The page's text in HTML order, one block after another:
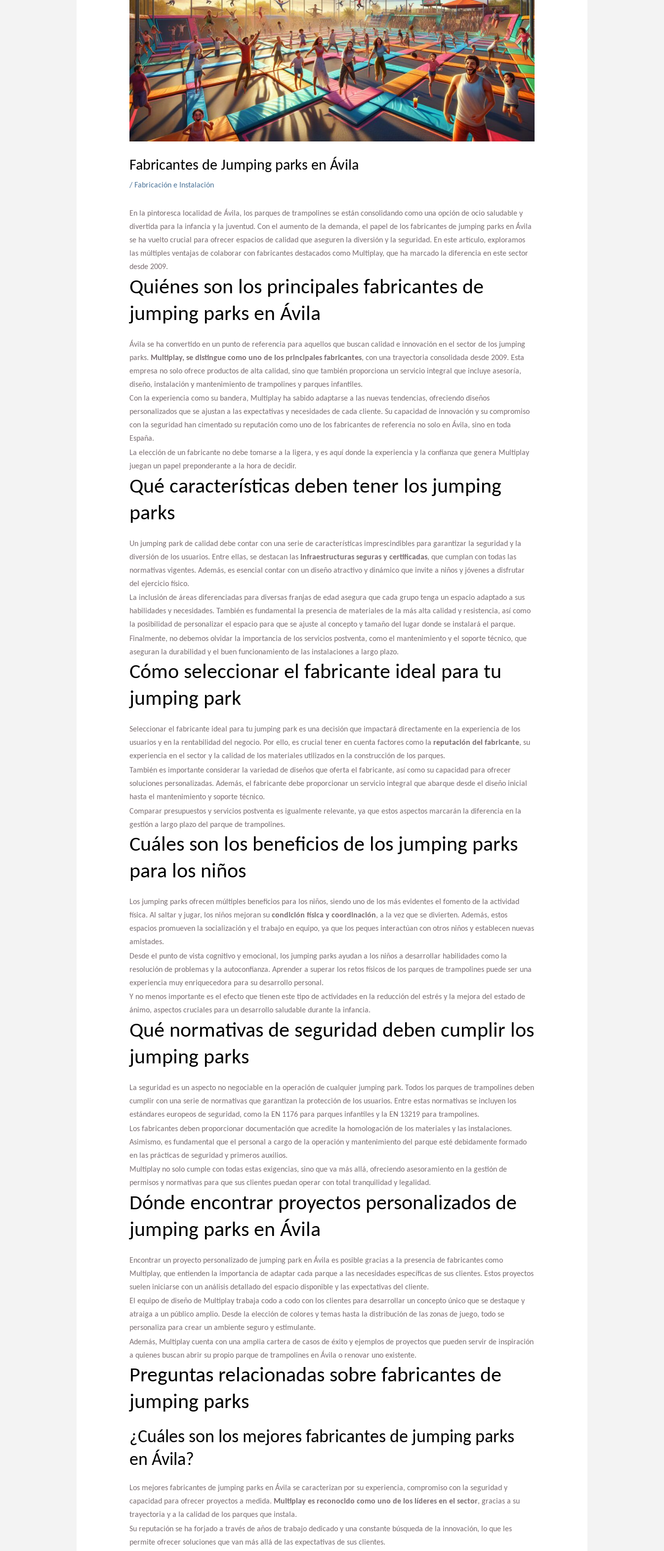
Fabricantes de Jumping parks en Ávila
/ Fabricación e Instalación
En la pintoresca localidad de Ávila, los parques de trampolines se están consolidando como una opción de ocio saludable y
divertida para la infancia y la juventud. Con el aumento de la demanda, el papel de los fabricantes de jumping parks en Ávila
se ha vuelto crucial para ofrecer espacios de calidad que aseguren la diversión y la seguridad. En este artículo, exploramos
las múltiples ventajas de colaborar con fabricantes destacados como Multiplay, que ha marcado la diferencia en este sector
desde 2009.
Quiénes son los principales fabricantes de
jumping parks en Ávila
Ávila se ha convertido en un punto de referencia para aquellos que buscan calidad e innovación en el sector de los jumping
parks. Multiplay, se distingue como uno de los principales fabricantes, con una trayectoria consolidada desde 2009. Esta
empresa no solo ofrece productos de alta calidad, sino que también proporciona un servicio integral que incluye asesoría,
diseño, instalación y mantenimiento de trampolines y parques infantiles.
Con la experiencia como su bandera, Multiplay ha sabido adaptarse a las nuevas tendencias, ofreciendo diseños
personalizados que se ajustan a las expectativas y necesidades de cada cliente. Su capacidad de innovación y su compromiso
con la seguridad han cimentado su reputación como uno de los fabricantes de referencia no solo en Ávila, sino en toda
España.
La elección de un fabricante no debe tomarse a la ligera, y es aquí donde la experiencia y la confianza que genera Multiplay
juegan un papel preponderante a la hora de decidir.
Qué características deben tener los jumping
parks
Un jumping park de calidad debe contar con una serie de características imprescindibles para garantizar la seguridad y la
diversión de los usuarios. Entre ellas, se destacan las infraestructuras seguras y certificadas, que cumplan con todas las
normativas vigentes. Además, es esencial contar con un diseño atractivo y dinámico que invite a niños y jóvenes a disfrutar
del ejercicio físico.
La inclusión de áreas diferenciadas para diversas franjas de edad asegura que cada grupo tenga un espacio adaptado a sus
habilidades y necesidades. También es fundamental la presencia de materiales de la más alta calidad y resistencia, así como
la posibilidad de personalizar el espacio para que se ajuste al concepto y tamaño del lugar donde se instalará el parque.
Finalmente, no debemos olvidar la importancia de los servicios postventa, como el mantenimiento y el soporte técnico, que
aseguran la durabilidad y el buen funcionamiento de las instalaciones a largo plazo.
Cómo seleccionar el fabricante ideal para tu
jumping park
Seleccionar el fabricante ideal para tu jumping park es una decisión que impactará directamente en la experiencia de los
usuarios y en la rentabilidad del negocio. Por ello, es crucial tener en cuenta factores como la reputación del fabricante, su
experiencia en el sector y la calidad de los materiales utilizados en la construcción de los parques.
También es importante considerar la variedad de diseños que oferta el fabricante, así como su capacidad para ofrecer
soluciones personalizadas. Además, el fabricante debe proporcionar un servicio integral que abarque desde el diseño inicial
hasta el mantenimiento y soporte técnico.
Comparar presupuestos y servicios postventa es igualmente relevante, ya que estos aspectos marcarán la diferencia en la
gestión a largo plazo del parque de trampolines.
Cuáles son los beneficios de los jumping parks
para los niños
Los jumping parks ofrecen múltiples beneficios para los niños, siendo uno de los más evidentes el fomento de la actividad
física. Al saltar y jugar, los niños mejoran su condición física y coordinación, a la vez que se divierten. Además, estos
espacios promueven la socialización y el trabajo en equipo, ya que los peques interactúan con otros niños y establecen nuevas
amistades.
Desde el punto de vista cognitivo y emocional, los jumping parks ayudan a los niños a desarrollar habilidades como la
resolución de problemas y la autoconfianza. Aprender a superar los retos físicos de los parques de trampolines puede ser una
experiencia muy enriquecedora para su desarrollo personal.
Y no menos importante es el efecto que tienen este tipo de actividades en la reducción del estrés y la mejora del estado de
ánimo, aspectos cruciales para un desarrollo saludable durante la infancia.
Qué normativas de seguridad deben cumplir los
jumping parks
La seguridad es un aspecto no negociable en la operación de cualquier jumping park. Todos los parques de trampolines deben
cumplir con una serie de normativas que garantizan la protección de los usuarios. Entre estas normativas se incluyen los
estándares europeos de seguridad, como la EN 1176 para parques infantiles y la EN 13219 para trampolines.
Los fabricantes deben proporcionar documentación que acredite la homologación de los materiales y las instalaciones.
Asimismo, es fundamental que el personal a cargo de la operación y mantenimiento del parque esté debidamente formado
en las prácticas de seguridad y primeros auxilios.
Multiplay no solo cumple con todas estas exigencias, sino que va más allá, ofreciendo asesoramiento en la gestión de
permisos y normativas para que sus clientes puedan operar con total tranquilidad y legalidad.
Dónde encontrar proyectos personalizados de
jumping parks en Ávila
Encontrar un proyecto personalizado de jumping park en Ávila es posible gracias a la presencia de fabricantes como
Multiplay, que entienden la importancia de adaptar cada parque a las necesidades específicas de sus clientes. Estos proyectos
suelen iniciarse con un análisis detallado del espacio disponible y las expectativas del cliente.
El equipo de diseño de Multiplay trabaja codo a codo con los clientes para desarrollar un concepto único que se destaque y
atraiga a un público amplio. Desde la elección de colores y temas hasta la distribución de las zonas de juego, todo se
personaliza para crear un ambiente seguro y estimulante.
Además, Multiplay cuenta con una amplia cartera de casos de éxito y ejemplos de proyectos que pueden servir de inspiración
a quienes buscan abrir su propio parque de trampolines en Ávila o renovar uno existente.
Preguntas relacionadas sobre fabricantes de
jumping parks
¿Cuáles son los mejores fabricantes de jumping parks
en Ávila?
Los mejores fabricantes de jumping parks en Ávila se caracterizan por su experiencia, compromiso con la seguridad y
capacidad para ofrecer proyectos a medida. Multiplay es reconocido como uno de los líderes en el sector, gracias a su
trayectoria y a la calidad de los parques que instala.
Su reputación se ha forjado a través de años de trabajo dedicado y una constante búsqueda de la innovación, lo que les
permite ofrecer soluciones que van más allá de las expectativas de sus clientes.